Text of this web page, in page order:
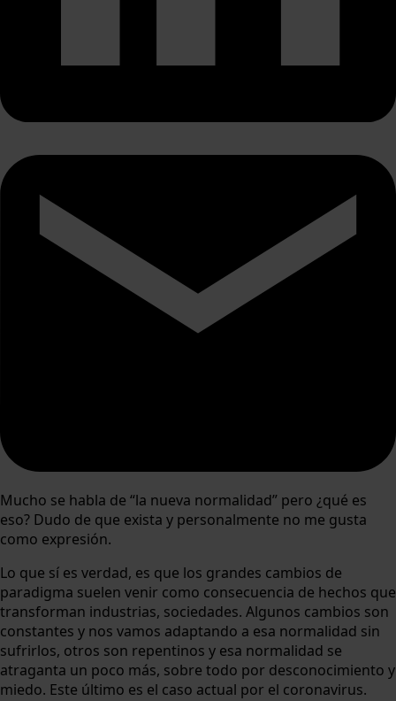
Mucho se habla de “la nueva normalidad” pero ¿qué es
eso? Dudo de que exista y personalmente no me gusta
como expresión.
Lo que sí es verdad, es que los grandes cambios de
paradigma suelen venir como consecuencia de hechos que
transforman industrias, sociedades. Algunos cambios son
constantes y nos vamos adaptando a esa normalidad sin
sufrirlos, otros son repentinos y esa normalidad se
atraganta un poco más, sobre todo por desconocimiento y
miedo. Este último es el caso actual por el coronavirus.